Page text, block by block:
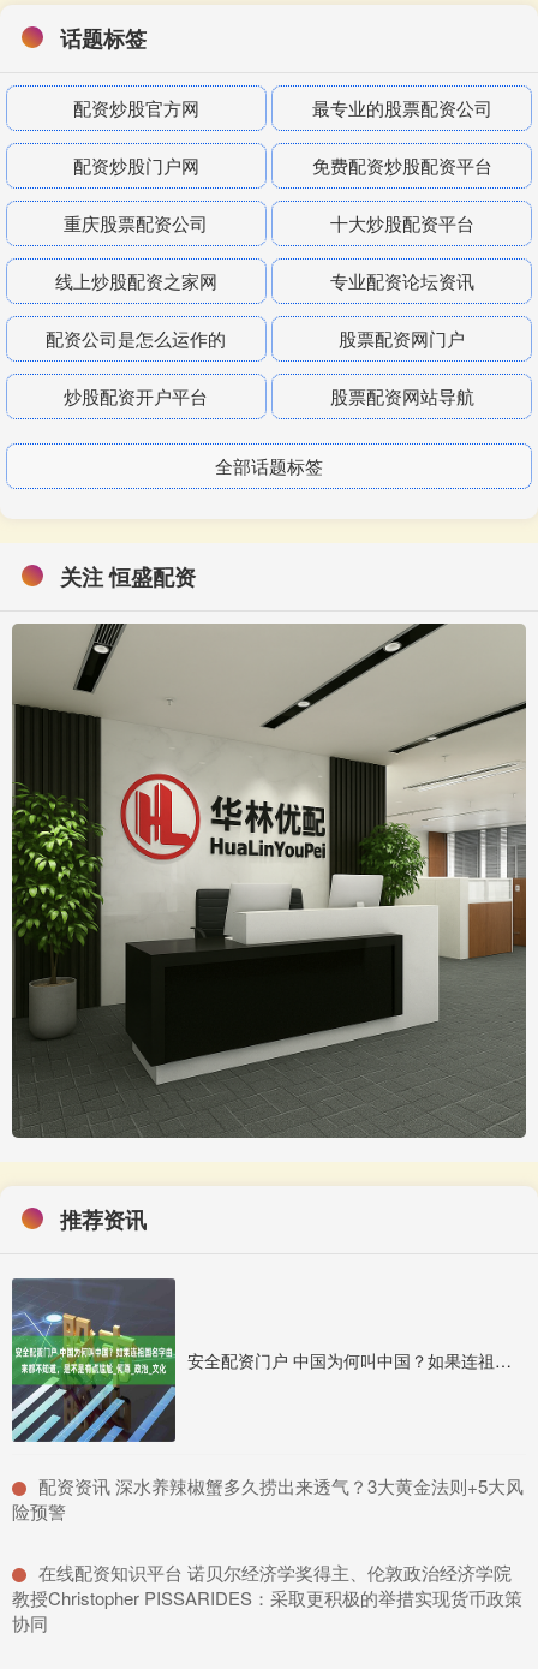
话题标签
配资炒股官方网 最专业的股票配资公司
配资炒股门户网 免费配资炒股配资平台
重庆股票配资公司 十大炒股配资平台
线上炒股配资之家网 专业配资论坛资讯
配资公司是怎么运作的 股票配资网门户
炒股配资开户平台 股票配资网站导航
全部话题标签
关注 恒盛配资
推荐资讯
安全配资门户 中国为何叫中国？如果连祖国名字由来都不知道，是不是有点尴尬_何尊_政治_文化
​配资资讯 深水养辣椒蟹多久捞出来透气？3大黄金法则+5大风
险预警
​在线配资知识平台 诺贝尔经济学奖得主、伦敦政治经济学院
教授Christopher PISSARIDES：采取更积极的举措实现货币政策
协同